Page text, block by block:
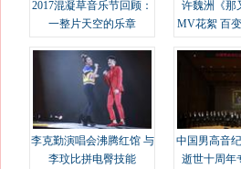
2017混凝草音乐节回顾：
一整片天空的乐章
许魏洲《那
MV花絮 百
李克勤演唱会沸腾红馆 与
李玟比拼电臀技能
中国男高音
逝世十周年